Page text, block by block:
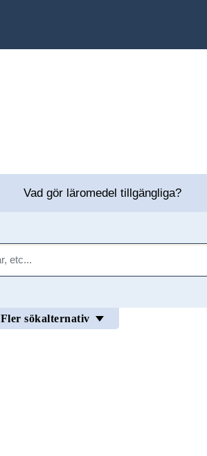
Vad gör läromedel tillgängliga?
Fler sökalternativ